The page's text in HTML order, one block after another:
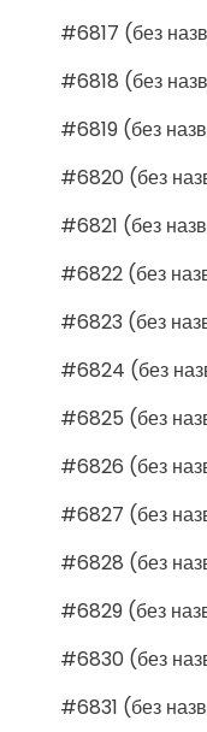
#6817 (без
#6818 (без
#6819 (без
#6820 (без
#6821 (без
#6822 (без
#6823 (без
#6824 (без
#6825 (без
#6826 (без
#6827 (без
#6828 (без
#6829 (без
#6830 (без
#6831 (без